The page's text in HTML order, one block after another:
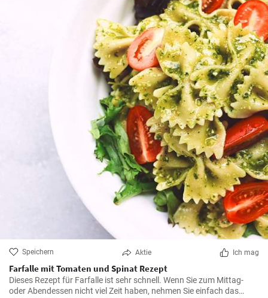
Speichern Aktie Ich mag
Farfalle mit Tomaten und Spinat Rezept
Dieses Rezept für Farfalle ist sehr schnell. Wenn Sie zum Mittag-
oder Abendessen nicht viel Zeit haben, nehmen Sie einfach das